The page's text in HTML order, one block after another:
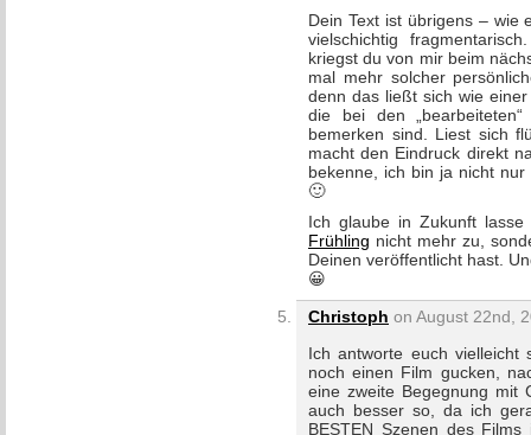
Dein Text ist übrigens – wie
vielschichtig
kriegst du von mir beim
mal mehr solcher
denn das ließt sich wie
die bei den
bemerken sind. Liest sich
macht den Eindruck direkt
bekenne, ich bin ja nicht
🙂
Ich glaube in Zukunft
Frühling nicht mehr zu,
Deinen veröffentlicht hast.
😀
Christoph on August 22nd,
Ich antworte euch vielleicht
noch einen Film gucken,
eine zweite Begegnung mit
auch besser so, da ich
BESTEN Szenen des